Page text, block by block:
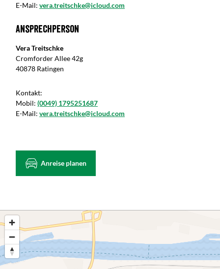
E-Mail: vera.treitschke@icloud.com
Ansprechperson
Vera Treitschke
Cromforder Allee 42g
40878 Ratingen
Kontakt:
Mobil: (0049) 1795251687
E-Mail: vera.treitschke@icloud.com
Anreise planen